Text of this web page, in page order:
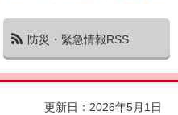
防災・緊急情報RSS
更新日：2026年5月1日